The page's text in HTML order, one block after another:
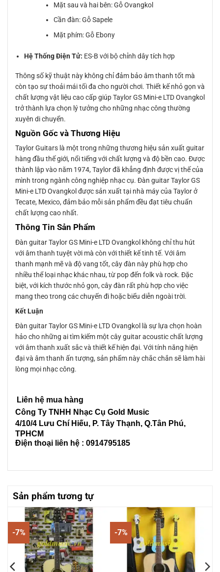
Mặt sau và hai bên: Gỗ Ovangkol
Cần đàn: Gỗ Sapele
Mặt phím: Gỗ Ebony
Hệ Thống Điện Tử: ES-B với bộ chỉnh dây tích hợp
Thông số kỹ thuật này không chỉ đảm bảo âm thanh tốt mà
còn tạo sự thoải mái tối đa cho người chơi. Thiết kế nhỏ gọn và
chất lượng vật liệu cao cấp giúp Taylor GS Mini-e LTD Ovangkol
trở thành lựa chọn lý tưởng cho những nhạc công thường
xuyên di chuyển.
Nguồn Gốc và Thương Hiệu
Taylor Guitars là một trong những thương hiệu sản xuất guitar
hàng đầu thế giới, nổi tiếng với chất lượng và độ bền cao. Được
thành lập vào năm 1974, Taylor đã khẳng định được vị thế của
mình trong ngành công nghiệp nhạc cụ. Đàn guitar Taylor GS
Mini-e LTD Ovangkol được sản xuất tại nhà máy của Taylor ở
Tecate, Mexico, đảm bảo mỗi sản phẩm đều đạt tiêu chuẩn
chất lượng cao nhất.
Thông Tin Sản Phẩm
Đàn guitar Taylor GS Mini-e LTD Ovangkol không chỉ thu hút
với âm thanh tuyệt vời mà còn với thiết kế tinh tế. Với âm
thanh mạnh mẽ và độ vang tốt, cây đàn này phù hợp cho
nhiều thể loại nhạc khác nhau, từ pop đến folk và rock. Đặc
biệt, với kích thước nhỏ gọn, cây đàn rất phù hợp cho việc
mang theo trong các chuyến đi hoặc biểu diễn ngoài trời.
Kết Luận
Đàn guitar Taylor GS Mini-e LTD Ovangkol là sự lựa chọn hoàn
hảo cho những ai tìm kiếm một cây guitar acoustic chất lượng
với âm thanh xuất sắc và thiết kế hiện đại. Với tính năng hiện
đại và âm thanh ấn tượng, sản phẩm này chắc chắn sẽ làm hài
lòng mọi nhạc công.
Liên hệ mua hàng
Công Ty TNHH Nhạc Cụ Gold Music
4/10/4 Lưu Chí Hiếu, P. Tây Thạnh, Q.Tân Phú,
TPHCM
Điện thoại liên hệ : 0914795185
Sản phẩm tương tự
-7% -7%